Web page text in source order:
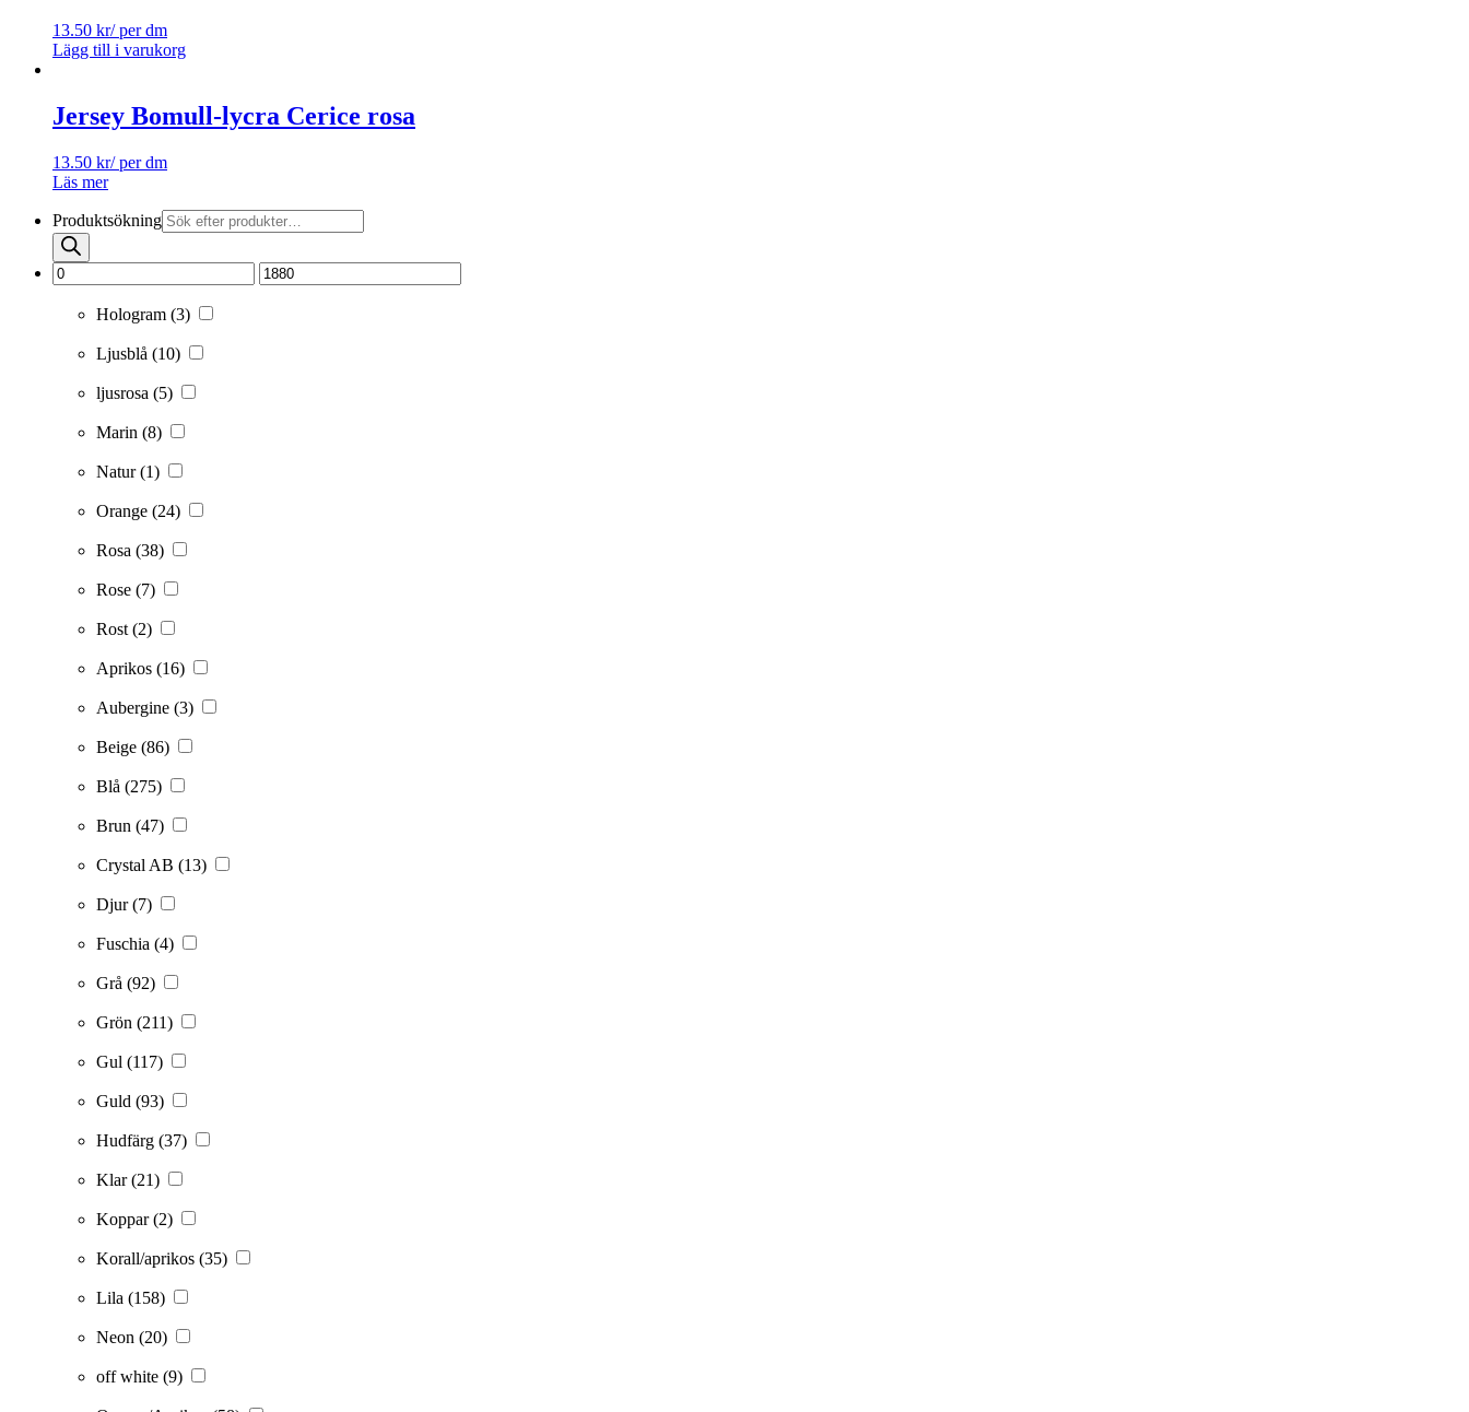
13.50 kr/ per dm
Lägg till i varukorg
Jersey Bomull-lycra Cerice rosa
13.50 kr/ per dm
Läs mer
Produktsökning
Hologram (3)
Ljusblå (10)
ljusrosa (5)
Marin (8)
Natur(1)
Orange (24)
Rosa (38)
Rose (7)
Rost (2)
Aprikos (16)
Aubergine (3)
Beige (86)
Blå (275)
Brun (47)
Crystal AB (13)
Djur(7)
Fuschia (4)
Grå (92)
Grön (211)
Gul (117)
Guld (93)
Hudfärg (37)
Klar(21)
Koppar(2)
Korall/aprikos (35)
Lila (158)
Neon (20)
off white (9)